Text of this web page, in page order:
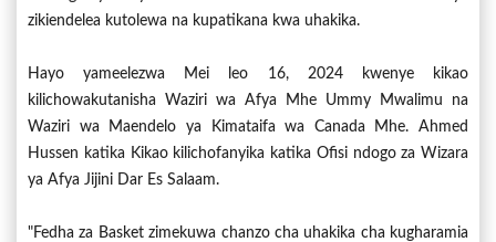
zikiendelea kutolewa na kupatikana kwa uhakika.
Hayo yameelezwa Mei leo 16, 2024 kwenye kikao
kilichowakutanisha Waziri wa Afya Mhe Ummy Mwalimu na
Waziri wa Maendelo ya Kimataifa wa Canada Mhe. Ahmed
Hussen katika Kikao kilichofanyika katika Ofisi ndogo za Wizara
ya Afya Jijini Dar Es Salaam.
"Fedha za Basket zimekuwa chanzo cha uhakika cha kugharamia